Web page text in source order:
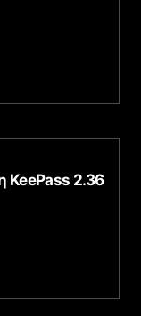
KeePass 2.36